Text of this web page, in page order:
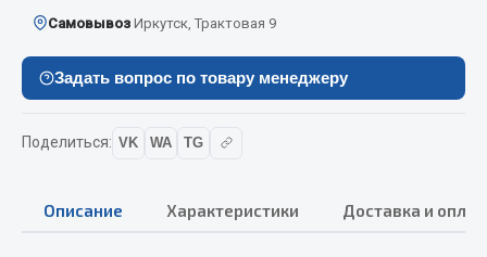
Вентиляторы кабины
Показать ещё
Весь раздел
Смазочные материалы
Самовывоз Иркутск, Трактовая 9
Задать вопрос по товару менеджеру
Поделиться: VK WA TG
Описание Характеристики Доставка и